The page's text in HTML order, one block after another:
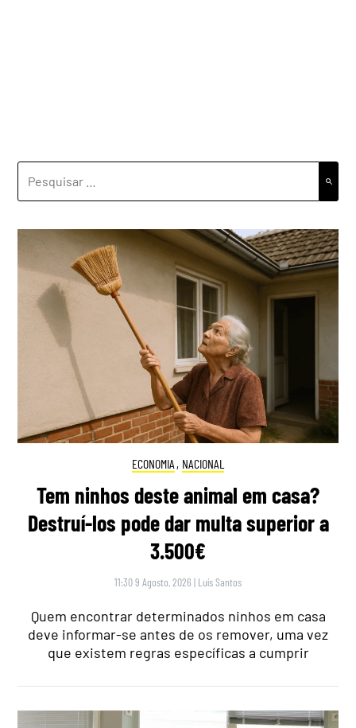
ECONOMIA , NACIONAL
Tem ninhos deste animal em casa?
Destruí-los pode dar multa superior a
3.500€
11:30 9 Agosto, 2026 | Luís Santos
Quem encontrar determinados ninhos em casa
deve informar-se antes de os remover, uma vez
que existem regras específicas a cumprir